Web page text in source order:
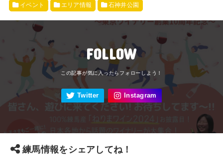
イベント エリア情報 石神井公園
FOLLOW
練馬情報をシェアしてね！